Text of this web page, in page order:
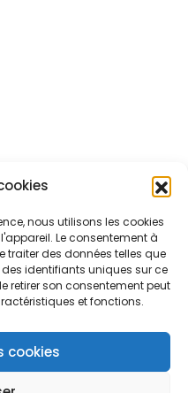
nous utilisons les cookies
Le consentement à
traiter des données telles que
identifiants uniques sur ce
retirer son consentement peut
et fonctions.
cookies
réservés
des données